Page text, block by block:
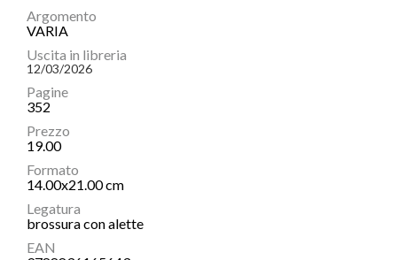
Argomento
VARIA
Uscita in libreria
12/03/2026
Pagine
352
Prezzo
19.00
Formato
14.00x21.00 cm
Legatura
brossura con alette
EAN